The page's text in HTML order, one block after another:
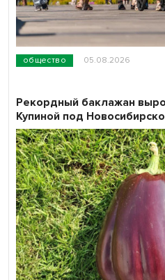
общество 05.08.2026
Рекордный баклажан
Купиной под